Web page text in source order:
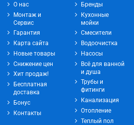
О нас
Монтаж и
Сервис
Гарантия
Карта сайта
Новые товары
Снижение цен
Хит продаж!
Бесплатная
доставка
Бонус
Контакты
Бренды
Кухонные
мойки
Смесители
Водоочистка
Насосы
Всё для ванной
и душа
Трубы и
фитинги
Канализация
Отопление
Теплый пол